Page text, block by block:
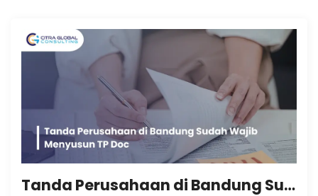
Tanda Perusahaan di Bandung Sudah Wajib Menyusun TP Doc